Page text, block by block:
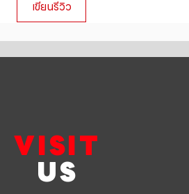
เขียนรีวิว
VISIT
US